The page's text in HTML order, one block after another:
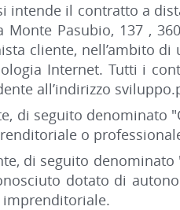
intende il contratto a
Monte Pasubio, 137 ,
cliente, nell’ambito
Internet. Tutti i
all’indirizzo
di seguito denominato
o
di seguito
dotato di